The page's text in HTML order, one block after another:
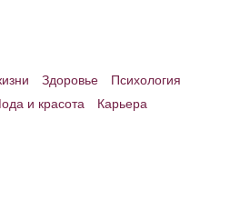
Здоровье
Психология
и красота
Карьера